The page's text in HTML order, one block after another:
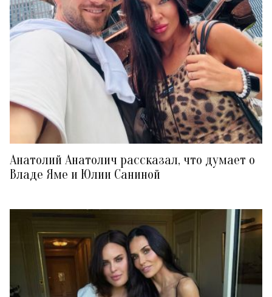
Анатолий Анатолич рассказал, что думает о
Владе Яме и Юлии Саниной